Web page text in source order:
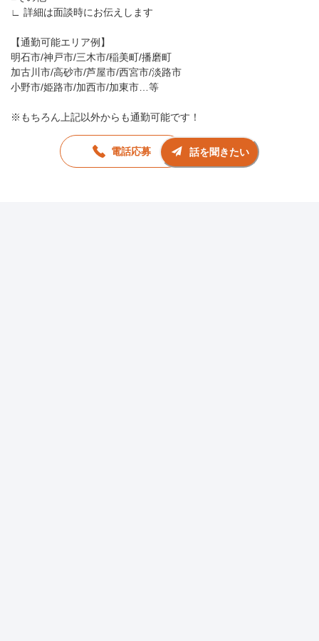
∟ 詳細は面談時にお伝えします
【通勤可能エリア例】
明石市/神戸市/三木市/稲美町/播磨町
加古川市/高砂市/芦屋市/西宮市/淡路市
小野市/姫路市/加西市/加東市…等
※もちろん上記以外からも通勤可能です！
電話応募 話を聞きたい